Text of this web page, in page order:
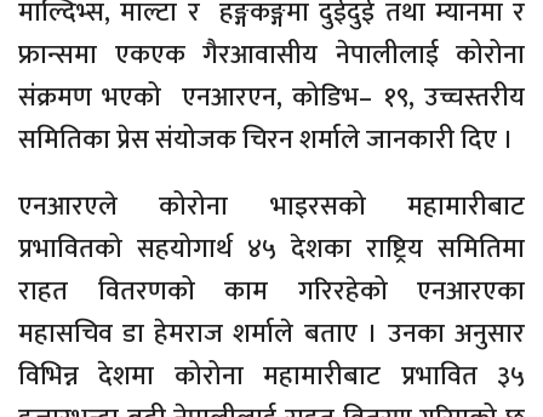
माल्दिभ्स, माल्टा र हङ्गकङ्गमा दुईदुई तथा म्यानमा र
फ्रान्समा एकएक गैरआवासीय नेपालीलाई कोरोना
संक्रमण भएको एनआरएन, कोडिभ– १९, उच्चस्तरीय
समितिका प्रेस संयोजक चिरन शर्माले जानकारी दिए ।
एनआरएले कोरोना भाइरसको महामारीबाट
प्रभावितको सहयोगार्थ ४५ देशका राष्ट्रिय समितिमा
राहत वितरणको काम गरिरहेको एनआरएका
महासचिव डा हेमराज शर्माले बताए । उनका अनुसार
विभिन्न देशमा कोरोना महामारीबाट प्रभावित ३५